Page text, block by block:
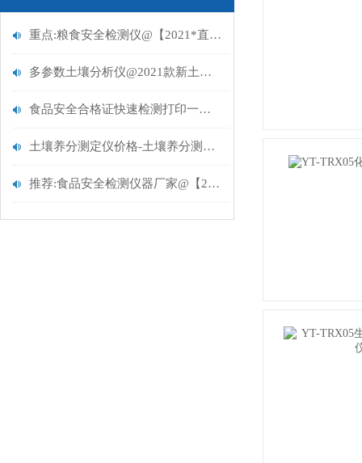
重点:粮食安全检测仪@【2021*直发】
多参数土壤分析仪@2021款新土壤多参数测试仪重磅上市
食品安全合格证快速检测打印一体机【云唐精选仪器推荐】
土壤养分测定仪价格-土壤养分测定仪价格
推荐:食品安全检测仪器厂家@【2021专项检查方案】